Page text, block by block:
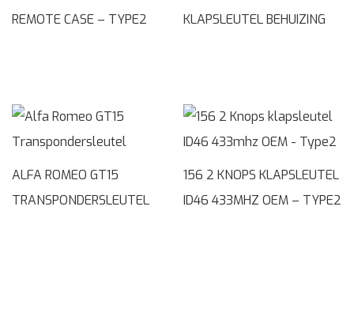
REMOTE CASE – TYPE2
KLAPSLEUTEL BEHUIZING
ALFA ROMEO GT15
TRANSPONDERSLEUTEL
156 2 KNOPS KLAPSLEUTEL
ID46 433MHZ OEM – TYPE2